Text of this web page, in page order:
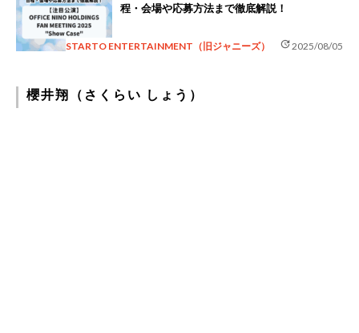
程・会場や応募方法まで徹底解説！
STARTO ENTERTAINMENT（旧ジャニーズ） update2025/08/05
櫻井翔（さくらい しょう）